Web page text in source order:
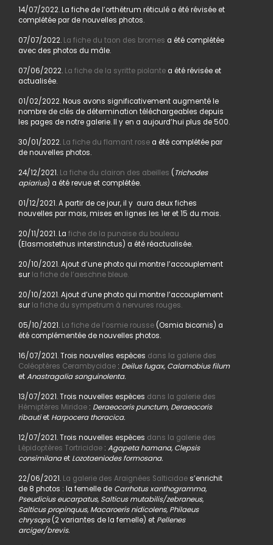
14/07/2022. La fiche de l’orthétrum réticulé a été révisée et
complétée par de nouvelles photos.
07/07/2022. La fiche du taon des bromes a été complétée
avec des photos du mâle.
07/06/2022. La fiche de la syritte piolantea été révisée et
actualisée.
01/02/2022. Nous avons significativement augmenté le
nombre de clés de détermination téléchargeables depuis
les pages de notre galerie. Il y en a aujourd’hui plus de 500.
30/01/2022. La fiche du flamant rosea été complétée par
de nouvelles photos.
24/12/2021. La fiche du clairon des abeilles ( Trichodes
apiarius) a été revue et complétée.
01/12/2021. A partir de ce jour, il y aura deux fiches
nouvelles par mois, mises en lignes les 1er et 15 du mois.
20/11/2021. La fiche de la punaise du bouleau
(Elasmostethus interstinctus) a été réactualisée.
20/10/2021. Ajout d’une photo qui montre l’accouplement
sur la fiche de l’aeschne bleue.
20/10/2021. Ajout d’une photo qui montre l’accouplement
sur la fiche du sympetrum à nervures rouges.
05/10/2021. La fiche de l’osmie rousse(Osmia bicornis) a
été complémentée de nouvelles photos.
16/07/2021. Trois nouvelles espèces dans la galerie des
Coléoptères Cerambycidae: Deilus fugax, Calamobius filum
etAnastragalia sanguinolenta.
13/07/2021. Trois nouvelles espèces dans la galerie des
Hémiptères Miridae: Deraeocoris punctum, Deraeocoris
ribautiet Harpocera thoracica.
12/07/2021. Trois nouvelles espèces dans la galerie des
Lépidoptères Tortricidae: Agapeta hamana, Clepsis
consimilanaet Lozotaeniodes formosana.
22/06/2021. La galerie des Araignées Salticidaes’enrichit
de 8 photos : la femelle de Carrhotus xanthogramma,
Pseudicius eucarpatus, Salticus mutabilis/zebraneus,
Salticus propinquus, Macaroeris nidicolens, Philaeus
chrysops(2 variantes de la femelle) et Pellenes
arciger/brevis.